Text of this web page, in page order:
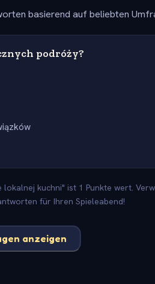
basierend auf beliebten
podróży?
kuchni" ist 1 Punkte wert.
für Ihren Spieleabend!
anzeigen